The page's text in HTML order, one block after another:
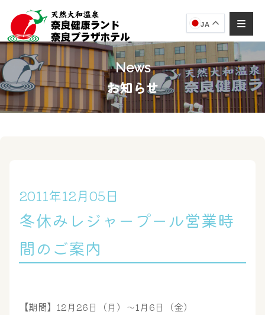
JA
News
お知らせ
2011年12月05日
冬休みレジャープール営業時
間のご案内
【期間】12月26日（月）～1月6日（金）
奈良健康ランド
AIコンシェルジュ